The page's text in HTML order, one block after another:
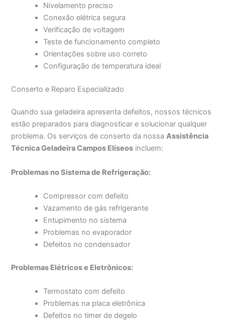
Nivelamento preciso
Conexão elétrica segura
Verificação de voltagem
Teste de funcionamento completo
Orientações sobre uso correto
Configuração de temperatura ideal
Conserto e Reparo Especializado
Quando sua geladeira apresenta defeitos, nossos técnicos
estão preparados para diagnosticar e solucionar qualquer
problema. Os serviços de conserto da nossaAssistência
Técnica Geladeira Campos Elíseos incluem:
Problemas no Sistema de Refrigeração:
Compressor com defeito
Vazamento de gás refrigerante
Entupimento no sistema
Problemas no evaporador
Defeitos no condensador
Problemas Elétricos e Eletrônicos:
Termostato com defeito
Problemas na placa eletrônica
Defeitos no timer de degelo